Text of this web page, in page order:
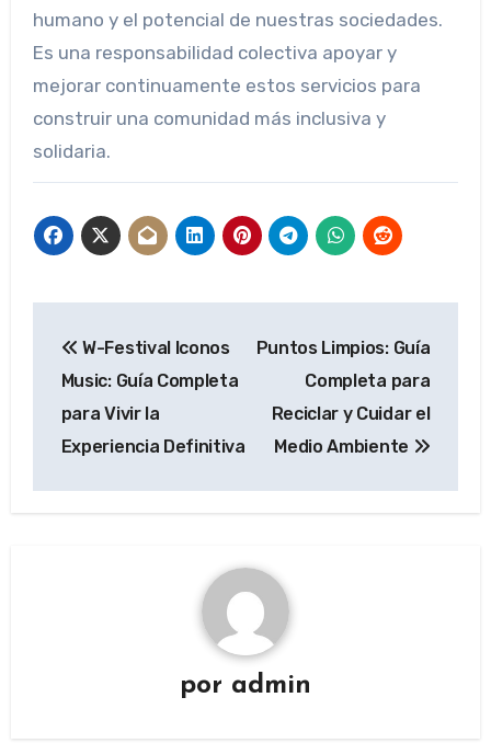
humano y el potencial de nuestras sociedades.
Es una responsabilidad colectiva apoyar y
mejorar continuamente estos servicios para
construir una comunidad más inclusiva y
solidaria.
de
entradas
W-Festival Iconos
Music: Guía Completa
para Vivir la
Experiencia Definitiva
Puntos Limpios: Guía
Completa para
Reciclar y Cuidar el
Medio Ambiente
por admin